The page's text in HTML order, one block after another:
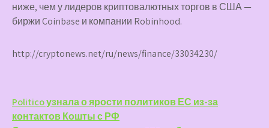
ниже, чем у лидеров криптовалютных торгов в США —
биржи Coinbase и компании Robinhood.
http://cryptonews.net/ru/news/finance/33034230/
Навигация
Politico узнала о ярости политиков ЕС из-за
контактов Кошты с РФ